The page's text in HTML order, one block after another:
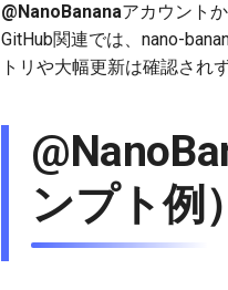
@NanoBananaアカウント
GitHub関連では、nano-
トリや大幅更新は確認され
ンプト例）